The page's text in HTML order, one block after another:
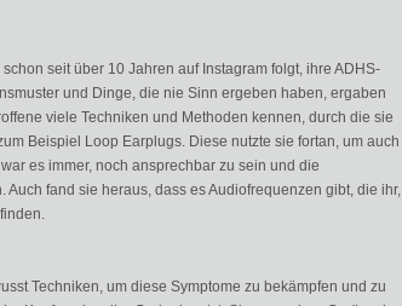
seit über 10 Jahren auf Instagram folgt, ihre ADHS-
und Dinge, die nie Sinn ergeben haben, ergaben
viele Techniken und Methoden kennen, durch die sie
Beispiel Loop Earplugs. Diese nutzte sie fortan, um auch
es immer, noch ansprechbar zu sein und die
fand sie heraus, dass es Audiofrequenzen gibt, die ihr,
Techniken, um diese Symptome zu bekämpfen und zu